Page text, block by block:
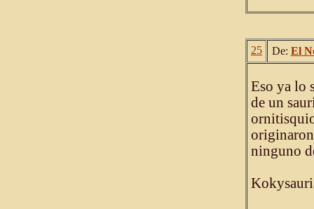
25 De: El
Eso ya lo
de un
ninguno